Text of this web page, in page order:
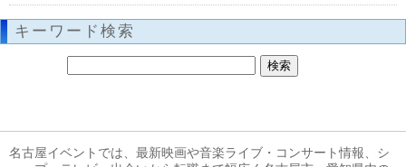
キーワード検索
名古屋イベントでは、最新映画や音楽ライブ・コンサート情報、シ